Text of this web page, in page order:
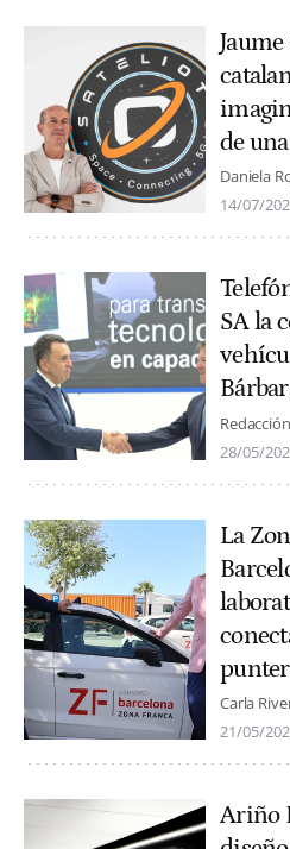
Jaume
de
Daniela
14/07/
SA la
Redacción
28/05/
La
Carla
21/05/
Ariño